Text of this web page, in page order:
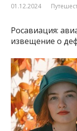
01.12.2024
Росавиация:
извещение о